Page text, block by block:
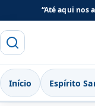
“Até aqui nos
Buscar
Menu
Início Espírito